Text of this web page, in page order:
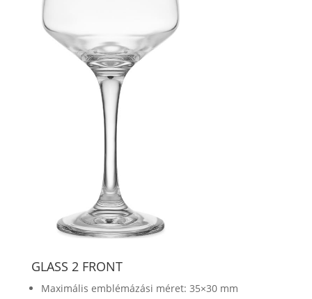
GLASS 2 FRONT
Maximális emblémázási méret: 35×30 mm